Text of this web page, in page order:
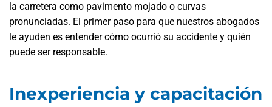
la carretera como pavimento mojado o curvas
pronunciadas. El primer paso para que nuestros abogados
le ayuden es entender cómo ocurrió su accidente y quién
puede ser responsable.
Inexperiencia y capacitación